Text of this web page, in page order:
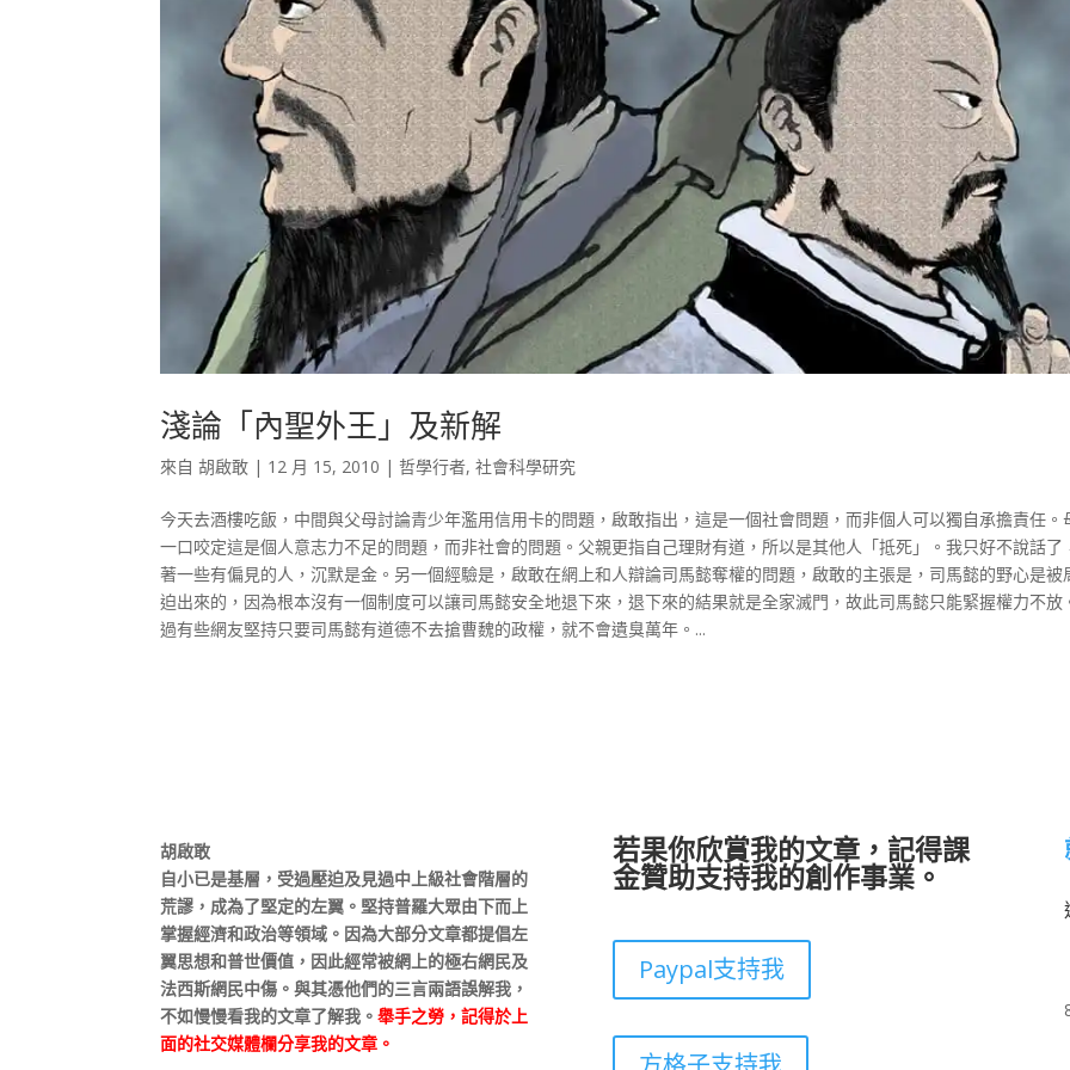
淺論「內聖外王」及新解
來自胡啟敢 | 12 月 15, 2010 |哲學行者,社會科學研究
今天去酒樓吃飯，中間與父母討論青少年濫用信用卡的問題，啟敢指出，這是一個社會問題，而非個人可以獨自承擔責任。
一口咬定這是個人意志力不足的問題，而非社會的問題。父親更指自己理財有道，所以是其他人「抵死」。我只好不說話了
著一些有偏見的人，沉默是金。另一個經驗是，啟敢在網上和人辯論司馬懿奪權的問題，啟敢的主張是，司馬懿的野心是被
迫出來的，因為根本沒有一個制度可以讓司馬懿安全地退下來，退下來的結果就是全家滅門，故此司馬懿只能緊握權力不放
過有些網友堅持只要司馬懿有道德不去搶曹魏的政權，就不會遺臭萬年。...
胡啟敢
自小已是基層，受過壓迫及見過中上級社會階層的
荒謬，成為了堅定的左翼。堅持普羅大眾由下而上
掌握經濟和政治等領域。因為大部分文章都提倡左
翼思想和普世價值，因此經常被網上的極右網民及
法西斯網民中傷。與其憑他們的三言兩語誤解我，
不如慢慢看我的文章了解我。舉手之勞，記得於上
面的社交媒體欄分享我的文章。
若果你欣賞我的文章，記得課
金贊助支持我的創作事業。
Paypal支持我